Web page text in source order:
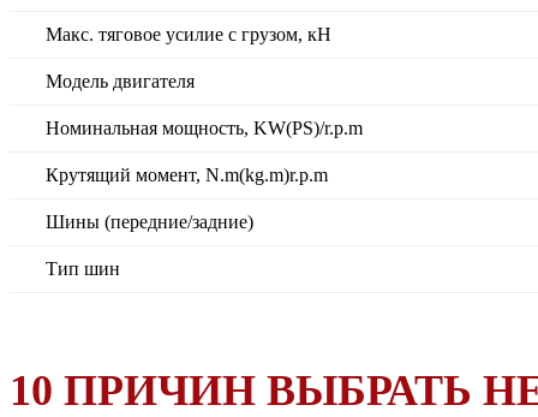
Макс. тяговое усилие с грузом, кН
Модель двигателя
Номинальная мощность, KW(PS)/r.p.m
Крутящий момент, N.m(kg.m)r.p.m
Шины (передние/задние)
Тип шин
10 ПРИЧИН ВЫБРАТЬ